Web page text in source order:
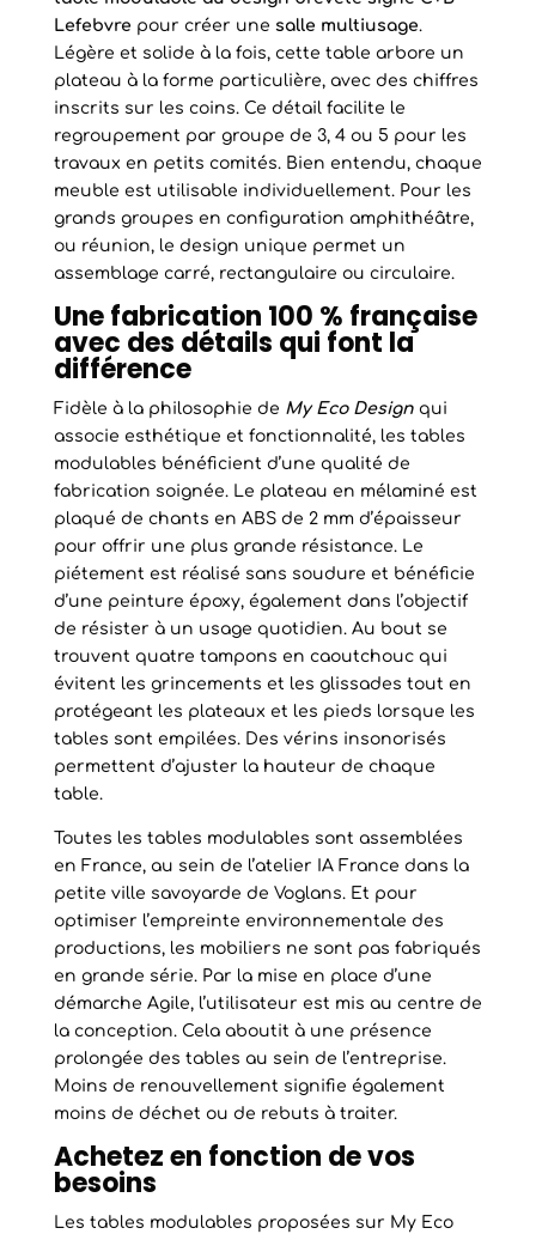
Lefebvre pour créer une salle multiusage.
Légère et solide à la fois, cette table arbore un
plateau à la forme particulière, avec des chiffres
inscrits sur les coins. Ce détail facilite le
regroupement par groupe de 3, 4 ou 5 pour les
travaux en petits comités. Bien entendu, chaque
meuble est utilisable individuellement. Pour les
grands groupes en configuration amphithéâtre,
ou réunion, le design unique permet un
assemblage carré, rectangulaire ou circulaire.
Une fabrication 100 % française
avec des détails qui font la
différence
Fidèle à la philosophie de My Eco Designqui
associe esthétique et fonctionnalité, les tables
modulables bénéficient d’une qualité de
fabrication soignée. Le plateau en mélaminé est
plaqué de chants en ABS de 2 mm d’épaisseur
pour offrir une plus grande résistance. Le
piétement est réalisé sans soudure et bénéficie
d’une peinture époxy, également dans l’objectif
de résister à un usage quotidien. Au bout se
trouvent quatre tampons en caoutchouc qui
évitent les grincements et les glissades tout en
protégeant les plateaux et les pieds lorsque les
tables sont empilées. Des vérins insonorisés
permettent d’ajuster la hauteur de chaque
table.
Toutes les tables modulables sont assemblées
en France, au sein de l’atelier IA France dans la
petite ville savoyarde de Voglans. Et pour
optimiser l’empreinte environnementale des
productions, les mobiliers ne sont pas fabriqués
en grande série. Par la mise en place d’une
démarche Agile, l’utilisateur est mis au centre de
la conception. Cela aboutit à une présence
prolongée des tables au sein de l’entreprise.
Moins de renouvellement signifie également
moins de déchet ou de rebuts à traiter.
Achetez en fonction de vos
besoins
Les tables modulables proposées sur My Eco